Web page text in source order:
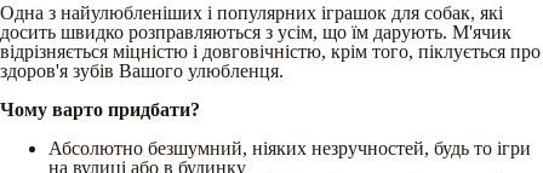
Одна з найулюбленіших і популярних іграшок для собак, які
досить швидко розправляються з усім, що їм дарують. М'ячик
відрізняється міцністю і довговічністю, крім того, піклується про
здоров'я зубів Вашого улюбленця.
Чому варто придбати?
Абсолютно безшумний, ніяких незручностей, будь то ігри
на вулиці або в будинку